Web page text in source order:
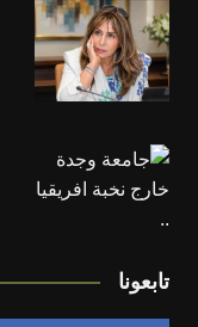
تابعونا